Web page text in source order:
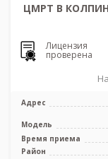
ЦМРТ В
Лицензия
проверена
Адрес
Модель
Время приема
Район